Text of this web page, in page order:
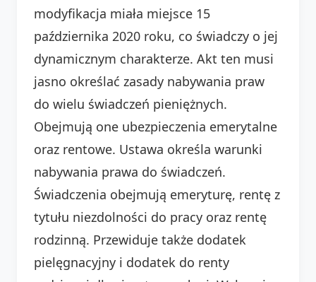
modyfikacja miała miejsce 15
października 2020 roku, co świadczy o jej
dynamicznym charakterze. Akt ten musi
jasno określać zasady nabywania praw
do wielu świadczeń pieniężnych.
Obejmują one ubezpieczenia emerytalne
oraz rentowe. Ustawa określa warunki
nabywania prawa do świadczeń.
Świadczenia obejmują emeryturę, rentę z
tytułu niezdolności do pracy oraz rentę
rodzinną. Przewiduje także dodatek
pielęgnacyjny i dodatek do renty